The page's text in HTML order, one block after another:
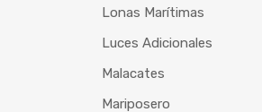
Lonas Marítimas
Luces Adicionales
Malacates
Mariposero